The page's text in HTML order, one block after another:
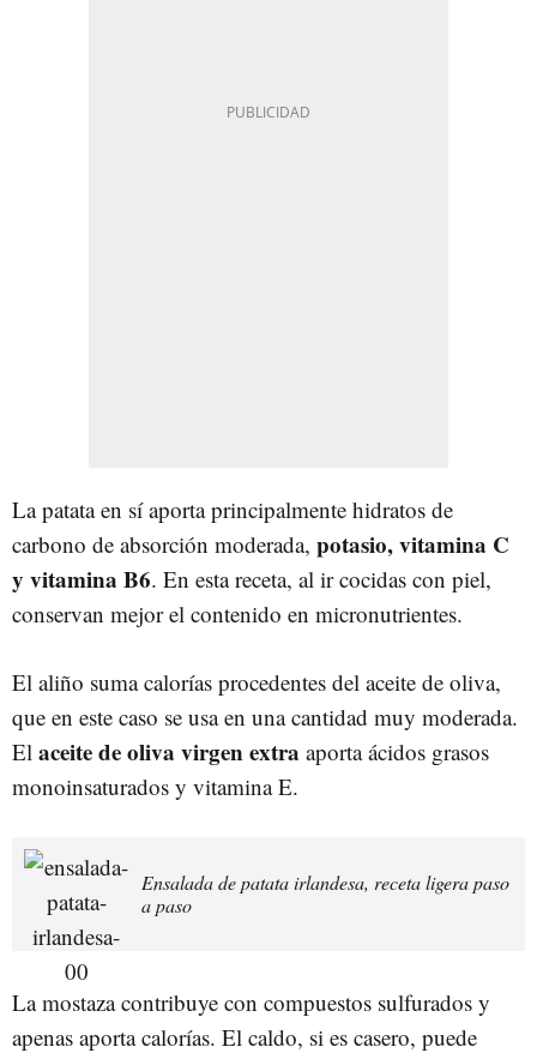
La patata en sí aporta principalmente hidratos de
carbono de absorción moderada, potasio, vitamina C
y vitamina B6. En esta receta, al ir cocidas con piel,
conservan mejor el contenido en micronutrientes.
El aliño suma calorías procedentes del aceite de oliva,
que en este caso se usa en una cantidad muy moderada.
El aceite de oliva virgen extra aporta ácidos grasos
monoinsaturados y vitamina E.
Ensalada de patata irlandesa, receta ligera paso
a paso
La mostaza contribuye con compuestos sulfurados y
apenas aporta calorías. El caldo, si es casero, puede